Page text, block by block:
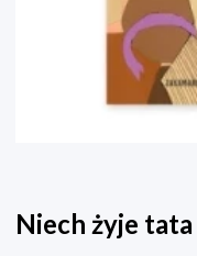
Niech żyje